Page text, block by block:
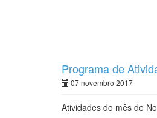
Programa de
07 novembro 2017
Atividades do mês de